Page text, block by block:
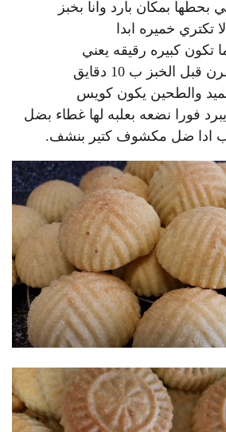
فورا نضعه بعلبه لها غطاء بضل
ادا ضل مكشوف كتير بنشف.